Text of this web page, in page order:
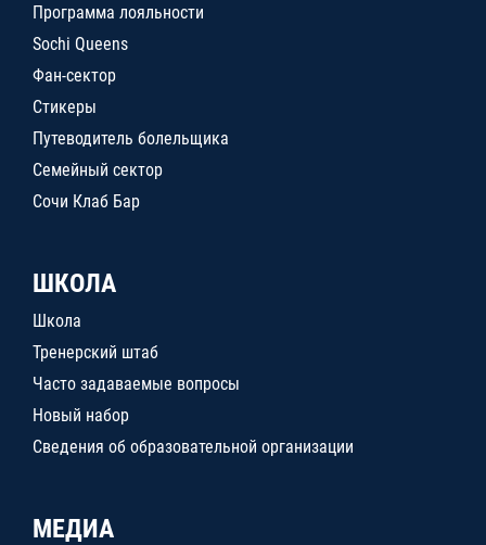
Программа лояльности
Sochi Queens
Фан-сектор
Стикеры
Путеводитель болельщика
Семейный сектор
Сочи Клаб Бар
ШКОЛА
Школа
Тренерский штаб
Часто задаваемые вопросы
Новый набор
Сведения об образовательной организации
МЕДИА